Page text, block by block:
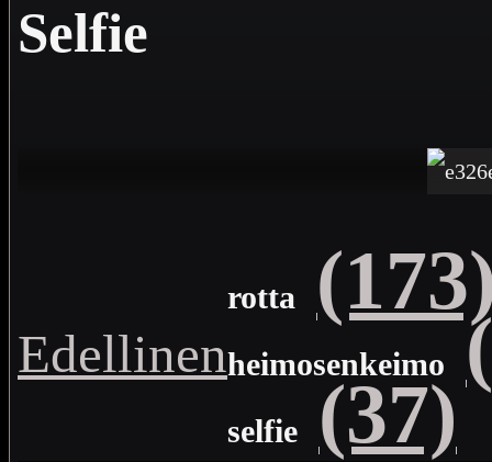
Selfie
Edellinen
rotta
heimosenkeimo
selfie (37)